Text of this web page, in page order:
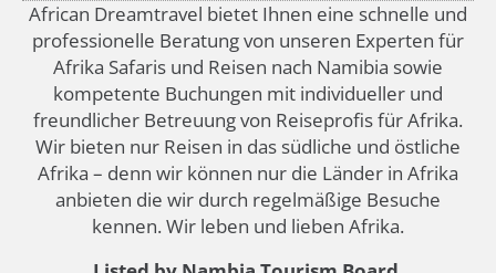
African Dreamtravel bietet Ihnen eine schnelle und
professionelle Beratung von unseren Experten für
Afrika Safaris und Reisen nach Namibia sowie
kompetente Buchungen mit individueller und
freundlicher Betreuung von Reiseprofis für Afrika.
Wir bieten nur Reisen in das südliche und östliche
Afrika – denn wir können nur die Länder in Afrika
anbieten die wir durch regelmäßige Besuche
kennen. Wir leben und lieben Afrika.